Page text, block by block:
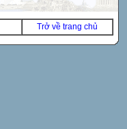
Trở về trang chủ